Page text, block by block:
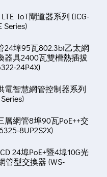
IoT閘道器系列 (ICG-
Series)
24埠95瓦802.3bt乙太網
器具2400瓦雙槽熱插拔
24P4X)
電智慧網管控制器系列
層網管8埠90瓦PoE++交
8UP2S2X)
24埠PoE+暨4埠10G光
管型交換器 (WS-